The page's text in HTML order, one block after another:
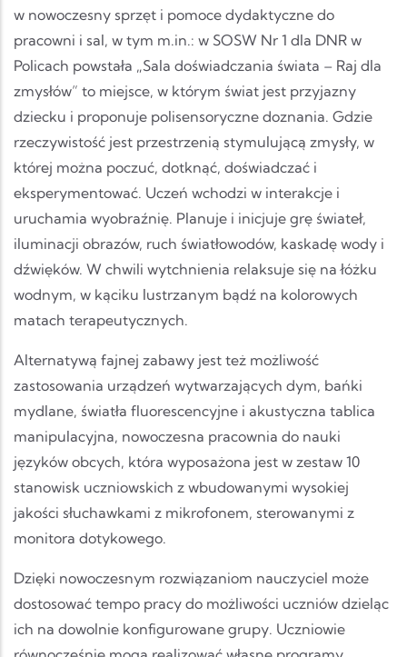
w nowoczesny sprzęt i pomoce dydaktyczne do
pracowni i sal, w tym m.in.: w SOSW Nr 1 dla DNR w
Policach powstała „Sala doświadczania świata – Raj dla
zmysłów” to miejsce, w którym świat jest przyjazny
dziecku i proponuje polisensoryczne doznania. Gdzie
rzeczywistość jest przestrzenią stymulującą zmysły, w
której można poczuć, dotknąć, doświadczać i
eksperymentować. Uczeń wchodzi w interakcje i
uruchamia wyobraźnię. Planuje i inicjuje grę świateł,
iluminacji obrazów, ruch światłowodów, kaskadę wody i
dźwięków. W chwili wytchnienia relaksuje się na łóżku
wodnym, w kąciku lustrzanym bądź na kolorowych
matach terapeutycznych.
Alternatywą fajnej zabawy jest też możliwość
zastosowania urządzeń wytwarzających dym, bańki
mydlane, światła fluorescencyjne i akustyczna tablica
manipulacyjna, nowoczesna pracownia do nauki
języków obcych, która wyposażona jest w zestaw 10
stanowisk uczniowskich z wbudowanymi wysokiej
jakości słuchawkami z mikrofonem, sterowanymi z
monitora dotykowego.
Dzięki nowoczesnym rozwiązaniom nauczyciel może
dostosować tempo pracy do możliwości uczniów dzieląc
ich na dowolnie konfigurowane grupy. Uczniowie